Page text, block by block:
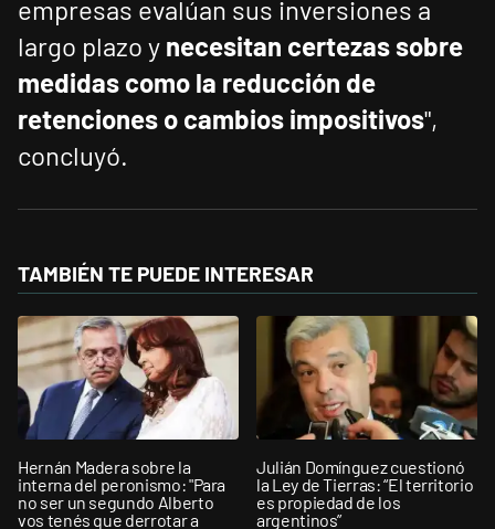
empresas evalúan sus inversiones a
largo plazo y necesitan certezas sobre
medidas como la reducción de
retenciones o cambios impositivos",
concluyó.
TAMBIÉN TE PUEDE INTERESAR
Hernán Madera sobre la
interna del peronismo: "Para
no ser un segundo Alberto
vos tenés que derrotar a
Julián Domínguez cuestionó
la Ley de Tierras: “El territorio
es propiedad de los
argentinos”